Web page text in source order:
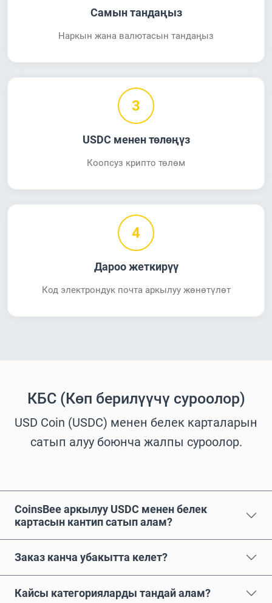
Самын тандаңыз
Наркын жана валютасын тандаңыз
3
USDC менен төлөңүз
Коопсуз крипто төлөм
4
Дароо жеткирүү
Код электрондук почта аркылуу жөнөтүлөт
КБС (Көп берилүүчү суроолор)
USD Coin (USDC) менен белек карталарын
сатып алуу боюнча жалпы суроолор.
CoinsBee аркылуу USDC менен белек
картасын кантип сатып алам?
Заказ канча убакытта келет?
Кайсы категорияларды тандай алам?